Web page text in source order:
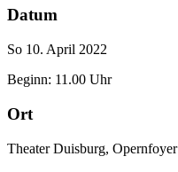
Datum
So 10. April 2022
Beginn: 11.00 Uhr
Ort
Theater Duisburg, Opernfoyer